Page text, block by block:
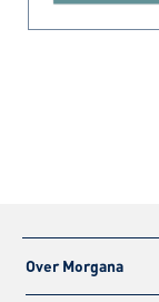
Over Morgana